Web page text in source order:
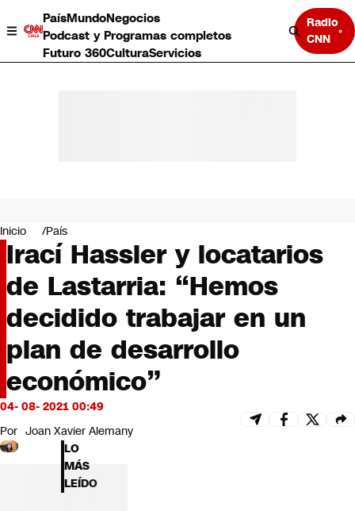
PaísMundoNegocios
Podcast y Programas completos
Futuro 360CulturaServicios
Radio
CNN
Negocios
Deportes
Programas completos
Cultura
Servicios
Bits
CNN tiempo
Futuro 360
Opinión
Inicio País
Irací Hassler y locatarios
de Lastarria: “Hemos
decidido trabajar en un
plan de desarrollo
económico”
04- 08- 2021 00:49
Por Joan Xavier Alemany
LO
MÁS
LEÍDO